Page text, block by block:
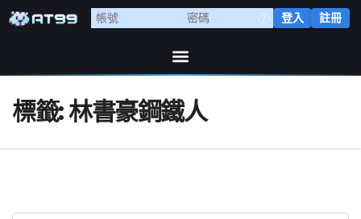
登入 註冊
標籤:林書豪鋼鐵人